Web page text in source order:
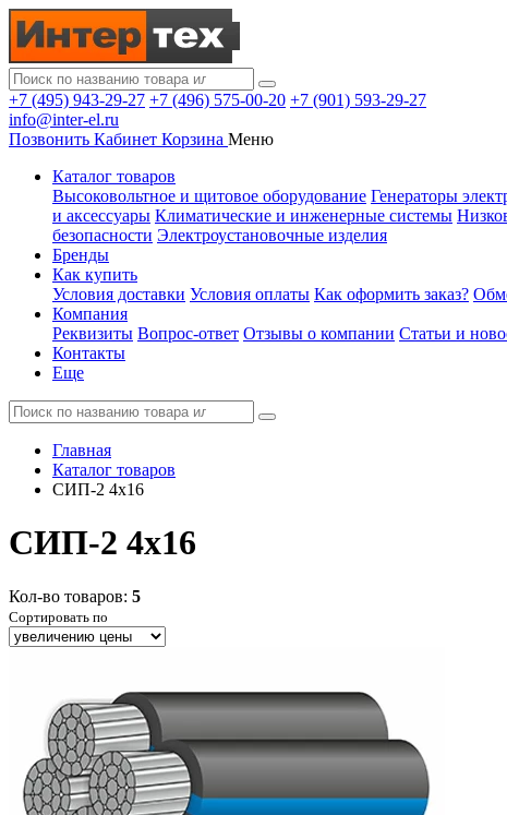
+7 (495) 943-29-27 +7 (496) 575-00-20 +7 (901) 593-29-27
info@inter-el.ru
Позвонить Кабинет Корзина Меню
Каталог товаров
Высоковольтное и щитовое оборудование Генераторы
и аксессуары Климатические и инженерные системы
безопасности Электроустановочные изделия
Бренды
Как купить
Условия доставки Условия оплаты Как оформить заказ?
Компания
Реквизиты Вопрос-ответ Отзывы о компании Статьи и
Контакты
Еще
Главная
Каталог товаров
СИП-2 4x16
СИП-2 4x16
Кол-во товаров: 5
Сортировать по